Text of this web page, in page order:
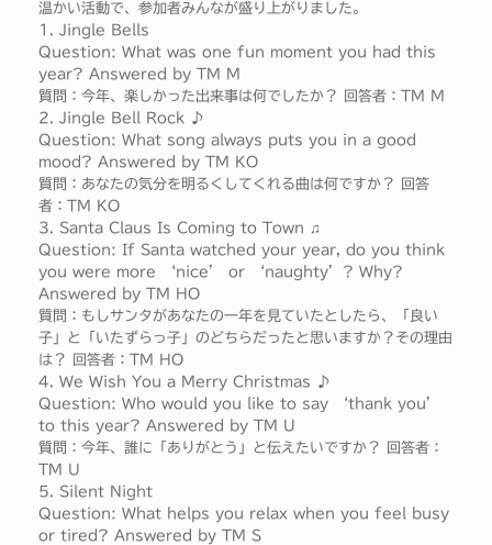
温かい活動で、参加者みんなが盛り上がりました。
1. Jingle Bells
Question: What was one fun moment you had this
year? Answered by TM M
質問：今年、楽しかった出来事は何でしたか？ 回答者：TM M
2. Jingle Bell Rock ♪
Question: What song always puts you in a good
mood? Answered by TM KO
質問：あなたの気分を明るくしてくれる曲は何ですか？ 回答
者：TM KO
3. Santa Claus Is Coming to Town ♫
Question: If Santa watched your year, do you think
you were more ‘nice’ or ‘naughty’? Why?
Answered by TM HO
質問：もしサンタがあなたの一年を見ていたとしたら、「良い
子」と「いたずらっ子」のどちらだったと思いますか？その理由
は？ 回答者：TM HO
4. We Wish You a Merry Christmas ♪
Question: Who would you like to say ‘thank you’
to this year? Answered by TM U
質問：今年、誰に「ありがとう」と伝えたいですか？ 回答者：
TM U
5. Silent Night
Question: What helps you relax when you feel busy
or tired? Answered by TM S